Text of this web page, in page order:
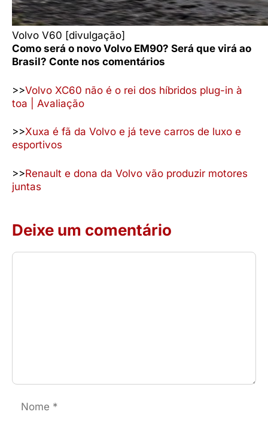
Volvo V60 [divulgação]
Como será o novo Volvo EM90? Será que virá ao
Brasil? Conte nos comentários
>>Volvo XC60 não é o rei dos híbridos plug-in à
toa | Avaliação
>>Xuxa é fã da Volvo e já teve carros de luxo e
esportivos
>>Renault e dona da Volvo vão produzir motores
juntas
Deixe um comentário
Comentário
Nome